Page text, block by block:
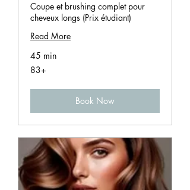
Coupe et brushing complet pour
cheveux longs (Prix étudiant)
Read More
45 min
83+
83+
Book Now